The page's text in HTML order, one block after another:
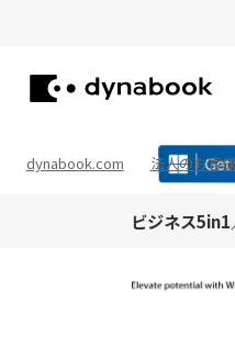
dynabook.com 法人のお客
ビジネス